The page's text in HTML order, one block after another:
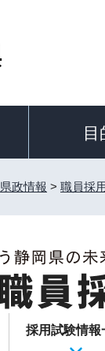
目
県政情報 > 職員採
採用試験情報